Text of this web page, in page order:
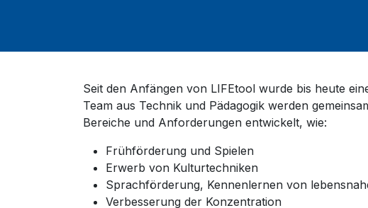
Seit den Anfängen von LIFEtool wurde bis heute
Team aus Technik und Pädagogik werden
Bereiche und Anforderungen entwickelt, wie:
Frühförderung und Spielen
Erwerb von Kulturtechniken
Sprachförderung, Kennenlernen von
Verbesserung der Konzentration